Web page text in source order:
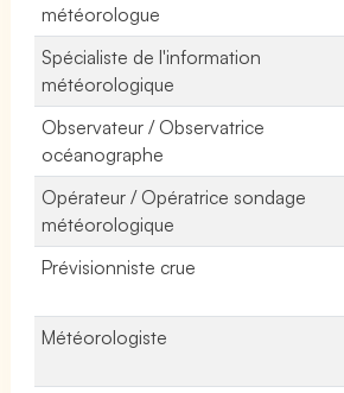
météorologue
Spécialiste de l'information
météorologique
Observateur / Observatrice
océanographe
Opérateur / Opératrice sondage
météorologique
Prévisionniste crue
Météorologiste